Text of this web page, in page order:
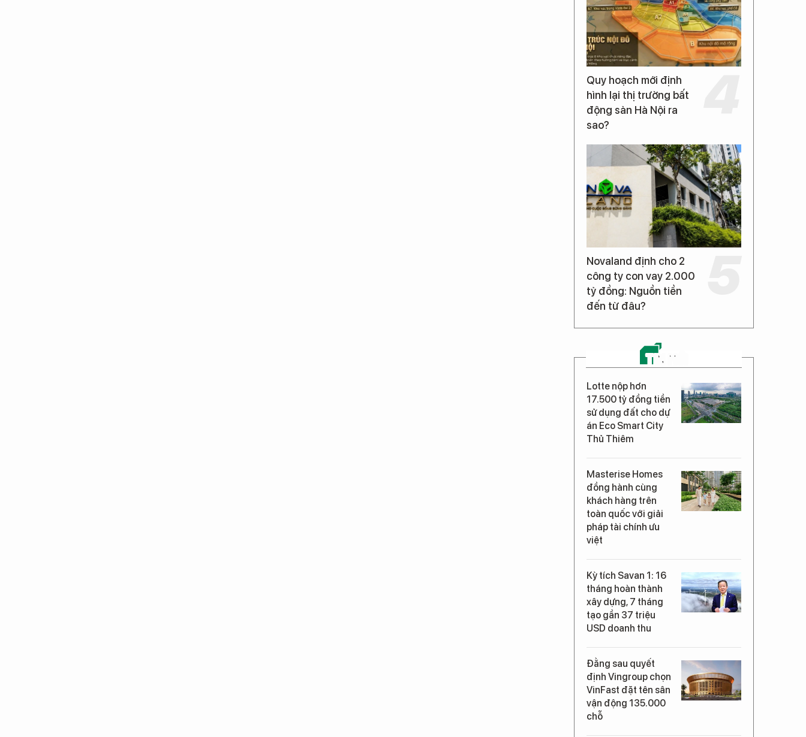
Quy hoạch mới định
hình lại thị trường bất
động sản Hà Nội ra
sao?
Novaland định cho 2
công ty con vay 2.000
tỷ đồng: Nguồn tiền
đến từ đâu?
TIN MỚI
Lotte nộp hơn
17.500 tỷ đồng tiền
sử dụng đất cho dự
án Eco Smart City
Thủ Thiêm
Masterise Homes
đồng hành cùng
khách hàng trên
toàn quốc với giải
pháp tài chính ưu
việt
Kỳ tích Savan 1: 16
tháng hoàn thành
xây dựng, 7 tháng
tạo gần 37 triệu
USD doanh thu
Đằng sau quyết
định Vingroup chọn
VinFast đặt tên sân
vận động 135.000
chỗ